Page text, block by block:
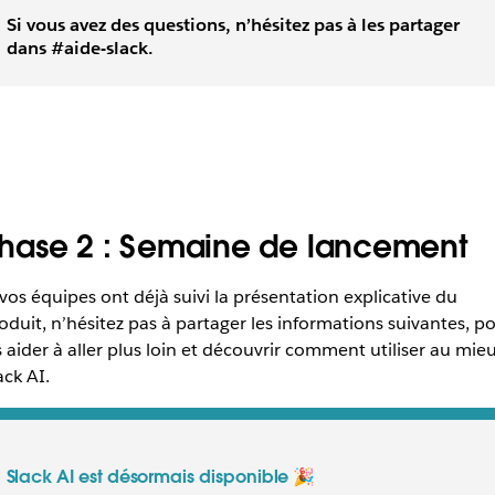
Si vous avez des questions, n’hésitez pas à les partager
dans #aide-slack.
2 : Semaine de lancement
équipes ont déjà suivi la présentation explicative du
n’hésitez pas à partager les informations suivantes,
aider à aller plus loin et découvrir comment utiliser au
AI.
Slack AI est désormais disponible 🎉